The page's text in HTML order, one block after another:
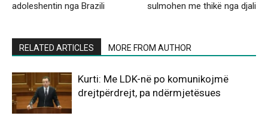
adoleshentin nga Brazili
sulmohen me thikë nga djali
RELATED ARTICLES MORE FROM AUTHOR
Kurti: Me LDK-në po komunikojmë
drejtpërdrejt, pa ndërmjetësues